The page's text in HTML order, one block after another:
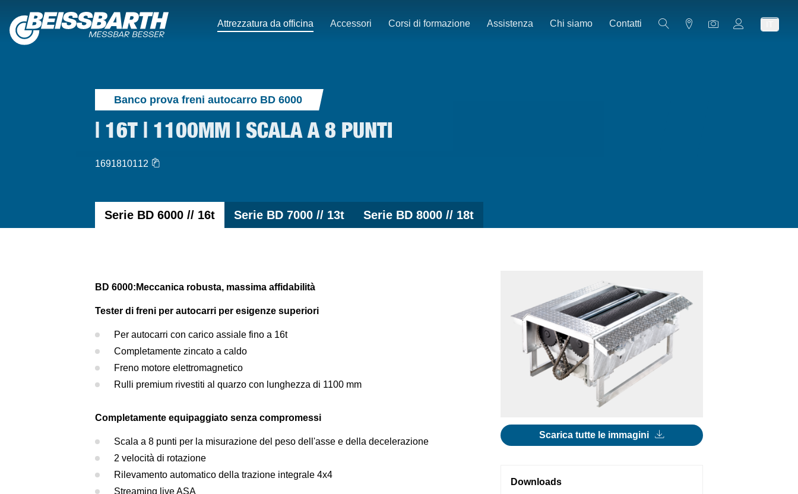
Attrezzatura da officina Accessori Corsi di formazione Assistenza Chi siamo Contatti
Banco prova freni autocarro BD 6000
| 16T | 1100MM | SCALA A 8 PUNTI
1691810112
Serie BD 6000 // 16t Serie BD 7000 // 13t Serie BD 8000 // 18t
BD 6000: Meccanica robusta, massima affidabilità
Tester di freni per autocarri per esigenze superiori
Per autocarri con carico assiale fino a 16t
Completamente zincato a caldo
Freno motore elettromagnetico
Rulli premium rivestiti al quarzo con lunghezza di 1100 mm
Completamente equipaggiato senza compromessi
Scala a 8 punti per la misurazione del peso dell'asse e della decelerazione
2 velocità di rotazione
Rilevamento automatico della trazione integrale 4x4
Streaming live ASA
Scarica tutte le immagini
Downloads